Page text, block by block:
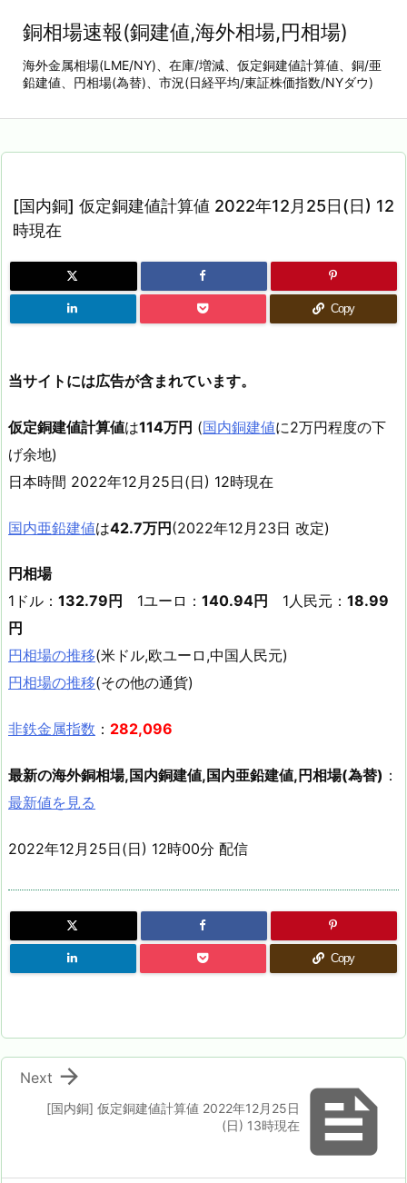
銅相場速報(銅建値,海外相場,円相場)
海外金属相場(LME/NY)、在庫/増減、仮定銅建値計算値、銅/亜
鉛建値、円相場(為替)、市況(日経平均/東証株価指数/NYダウ)
[国内銅] 仮定銅建値計算値 2022年12月25日(日) 12
時現在
Copy
当サイトには広告が含まれています。
仮定銅建値計算値は114万円 (国内銅建値に2万円程度の下
げ余地)
日本時間 2022年12月25日(日) 12時現在
国内亜鉛建値は42.7万円(2022年12月23日 改定)
円相場
1ドル： 132.79円 1ユーロ： 140.94円 1人民元： 18.99
円
円相場の推移(米ドル,欧ユーロ,中国人民元)
円相場の推移(その他の通貨)
非鉄金属指数 ： 282,096
最新の海外銅相場,国内銅建値,国内亜鉛建値,円相場(為替) ：
最新値を見る
2022年12月25日(日) 12時00分 配信
Copy

[国内銅] 仮定銅建値計算値 2022年12月25日
(日) 13時現在

Next